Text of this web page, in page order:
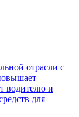
отрасли с
водителю и
для